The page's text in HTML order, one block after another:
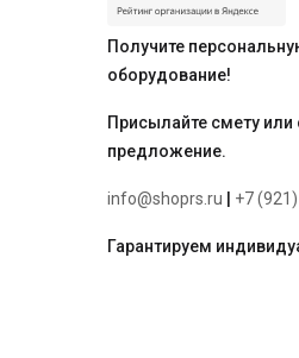
Получите
оборудование!
Присылайте смету
предложение.
info@shoprs.ru +7
Гарантируем